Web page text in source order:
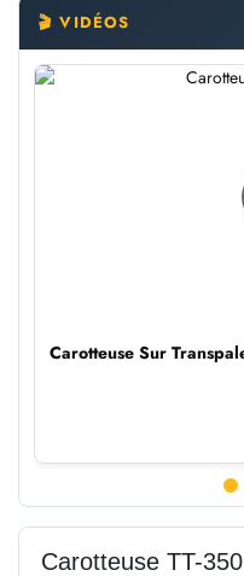
🎬 VIDÉOS
Carotteuse Sur
Carotteuse TT-